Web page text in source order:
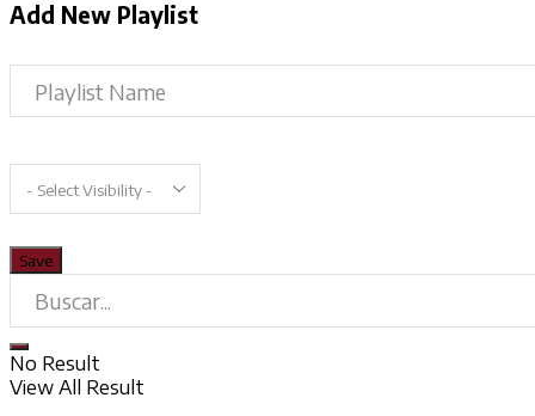
Add New Playlist
No Result
View All Result